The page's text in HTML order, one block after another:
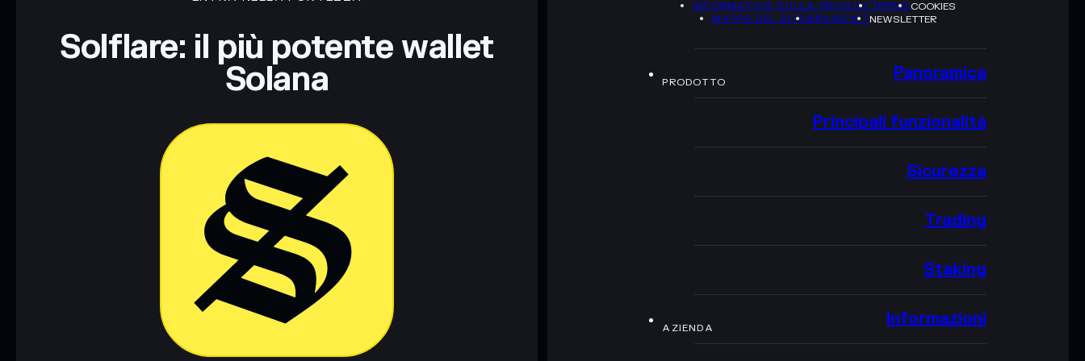
Solflare: il più potente wallet
Solana
INFORMATIVA SULLA PRIVACYTERMSCOOKIES
MAPPA DEL SITOBRAND KITNEWSLETTER
PRODOTTO Panoramica
Principali funzionalità
Sicurezza
Trading
Staking
AZIENDA Informazioni